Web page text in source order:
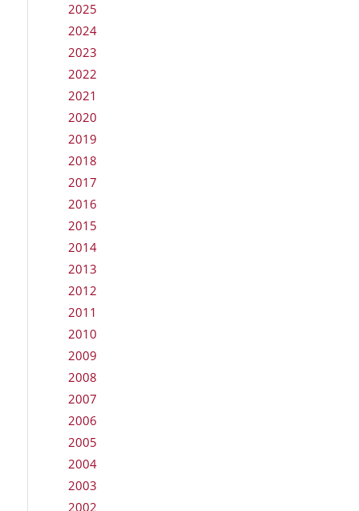
2025
2024
2023
2022
2021
2020
2019
2018
2017
2016
2015
2014
2013
2012
2011
2010
2009
2008
2007
2006
2005
2004
2003
2002